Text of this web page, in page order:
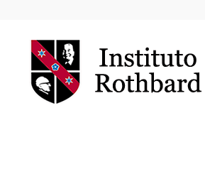
Instituto
Rothbard
Brasil